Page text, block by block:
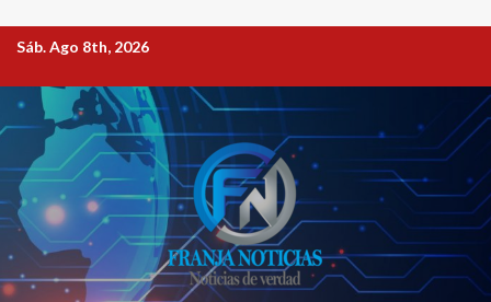
Sáb. Ago 8th, 2026